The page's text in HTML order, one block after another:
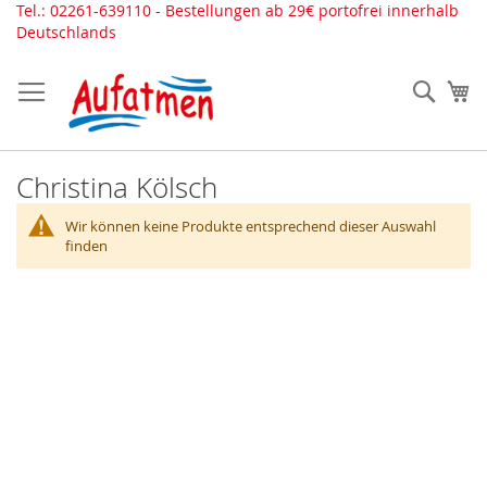
Direkt
zum
Tel.: 02261-639110 - Bestellungen ab 29€ portofrei innerhalb
Deutschlands
Christina Kölsch
Wir können keine Produkte entsprechend dieser Auswahl
finden